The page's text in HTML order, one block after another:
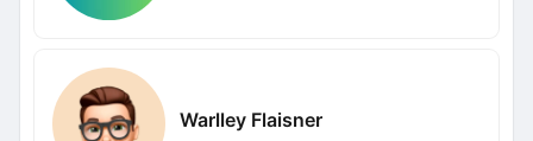
Warlley Flaisner